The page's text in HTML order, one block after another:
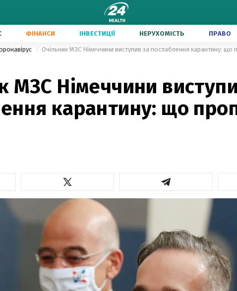
ФІНАНСИ ІНВЕСТИЦІЇ НЕРУХОМІСТЬ ПРАВО
Очільник МЗС Німеччини виступив за послаблення карантину: що
МЗС Німеччини
карантину: що